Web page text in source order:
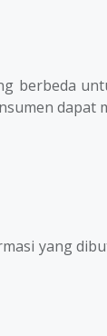
berbeda
dapat
yang